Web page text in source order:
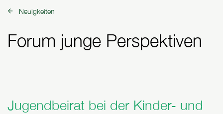
zurück zu:
Neuigkeiten
Forum junge Perspektiven
Jugendbeirat bei der Kinder- und